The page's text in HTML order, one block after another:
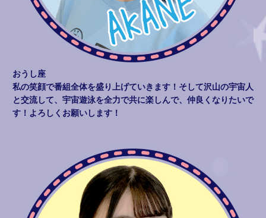
おうし座
私の笑顔で番組全体を盛り上げていきます！そして沢山の宇宙人
と交流して、宇宙遊泳を全力で共に楽しんで、仲良くなりたいで
す！よろしくお願いします！